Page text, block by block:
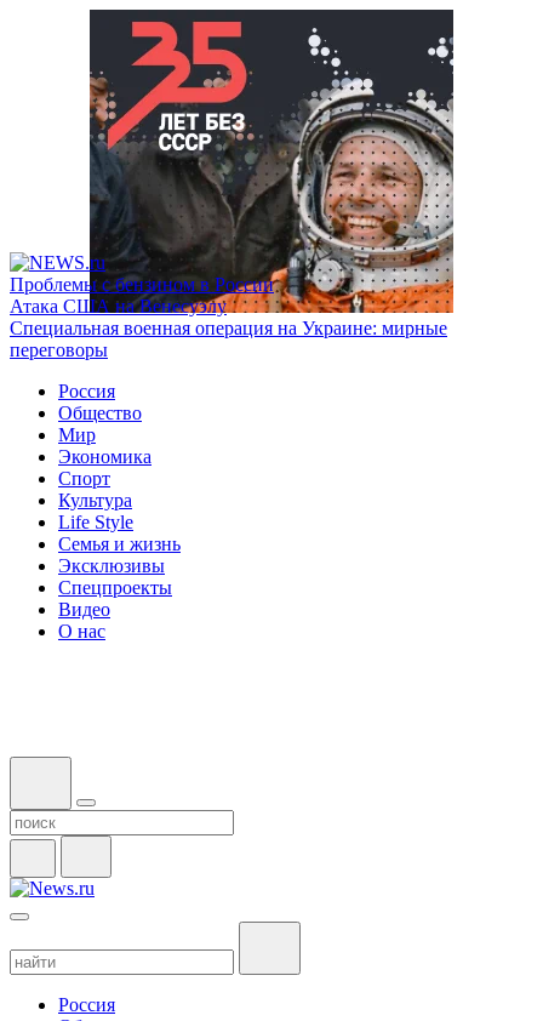
Проблемы с бензином в России
Атака США на Венесуэлу
Специальная военная операция на Украине: мирные
переговоры
Россия
Общество
Мир
Экономика
Спорт
Культура
Life Style
Семья и жизнь
Эксклюзивы
Спецпроекты
Видео
О нас
Россия